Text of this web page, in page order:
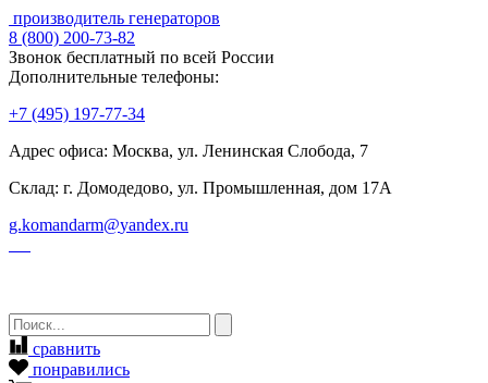
производитель генераторов
8 (800) 200-73-82
Звонок бесплатный по всей России
Дополнительные телефоны:
+7 (495) 197-77-34
Адрес офиса: Москва, ул. Ленинская Слобода, 7
Склад: г. Домодедово, ул. Промышленная, дом 17А
g.komandarm@yandex.ru
сравнить
понравились